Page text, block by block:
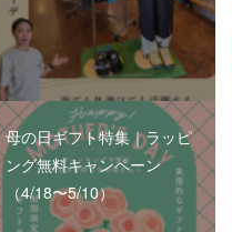
母の日ギフト特集｜ラッピ
ング無料キャンペーン
（4/18〜5/10）